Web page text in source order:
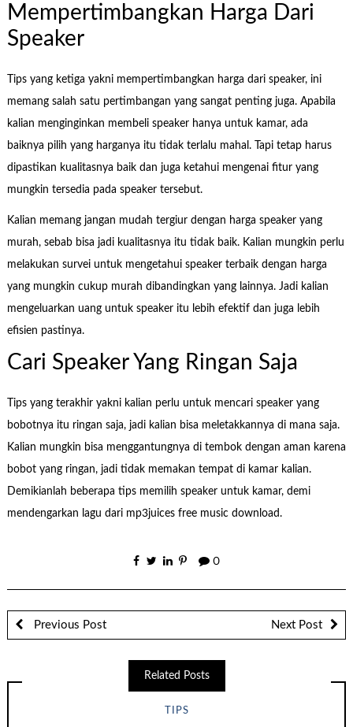
Mempertimbangkan Harga Dari
Speaker
Tips yang ketiga yakni mempertimbangkan harga dari speaker, ini
memang salah satu pertimbangan yang sangat penting juga. Apabila
kalian menginginkan membeli speaker hanya untuk kamar, ada
baiknya pilih yang harganya itu tidak terlalu mahal. Tapi tetap harus
dipastikan kualitasnya baik dan juga ketahui mengenai fitur yang
mungkin tersedia pada speaker tersebut.
Kalian memang jangan mudah tergiur dengan harga speaker yang
murah, sebab bisa jadi kualitasnya itu tidak baik. Kalian mungkin perlu
melakukan survei untuk mengetahui speaker terbaik dengan harga
yang mungkin cukup murah dibandingkan yang lainnya. Jadi kalian
mengeluarkan uang untuk speaker itu lebih efektif dan juga lebih
efisien pastinya.
Cari Speaker Yang Ringan Saja
Tips yang terakhir yakni kalian perlu untuk mencari speaker yang
bobotnya itu ringan saja, jadi kalian bisa meletakkannya di mana saja.
Kalian mungkin bisa menggantungnya di tembok dengan aman karena
bobot yang ringan, jadi tidak memakan tempat di kamar kalian.
Demikianlah beberapa tips memilih speaker untuk kamar, demi
mendengarkan lagu dari mp3juices free music download.
0
Previous Post Next Post
Related Posts
TIPS